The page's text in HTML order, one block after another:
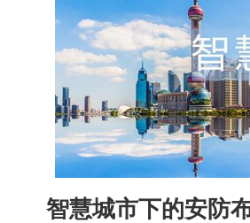
智慧城市下的安防